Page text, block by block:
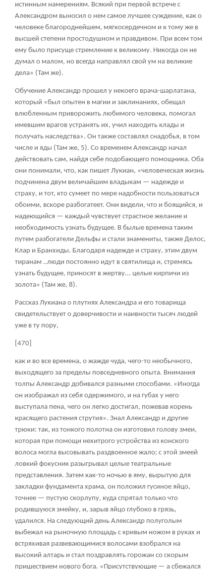
истинным намерениям. Всякий при первой встрече с
Александром выносил о нем самое лучшее суждение, как о
человеке благороднейшем, мягкосердечном и к тому же в
высшей степени простодушном и правдивом. При всем том
ему было присуще стремление к великому. Никогда он не
думал о малом, но всегда направлял свой ум на великие
дела» (Там же).
Обучение Александр прошел у некоего врача-шарлатана,
который «был опытен в магии и заклинаниях, обещал
влюбленным приворожить любимого человека, помогал
имевшим врагов устранять их, учил находить клады и
получать наследства». Он также составлял снадобья, в том
числе и яды (Там же, 5). Со временем Александр начал
действовать сам, найдя себе подобающего помощника. Оба
они понимали, что, как пишет Лукиан, «человеческая жизнь
подчинена двум величайшим владыкам — надежде и
страху, и тот, кто сумеет по мере надобности пользоваться
обоими, вскоре разбогатеет. Они видели, что и боящийся, и
надеющийся — каждый чувствует страстное желание и
необходимость узнать будущее. В былые времена таким
путем разбогатели Дельфы и стали знамениты, также Делос,
Клар и Бранхиды. Благодаря надежде и страху, этим двум
тиранам ..люди постоянно идут в святилища и, стремясь
узнать будущее, приносят в жертву... целые кирпичи из
золота» (Там же, 8).
Рассказ Лукиана о плутнях Александра и его товарища
свидетельствует о доверчивости и наивности тысяч людей
уже в ту пору,
[470]
как и во все времена, о жажде чуда, чего-то необычного,
выходящего за пределы повседневного опыта. Внимания
толпы Александр добивался разными способами. «Иногда
он изображал из себя одержимого, и на губах у него
выступала пена, чего он легко достигал, пожевав корень
красящего растения струтия». Знал Александр и другие
трюки: так, из тонкого полотна он изготовил голову змеи,
которая при помощи нехитрого устройства из конского
волоса могла высовывать раздвоенное жало; с этой змеей
ловкий фокусник разыгрывал целые театральные
представления. Затем как-то ночью в яму, вырытую для
закладки фундамента храма, он положил гусиное яйцо,
точнее — пустую скорлупу, куда спрятал только что
родившуюся змейку, и, зарыв яйцо глубоко в грязь,
удалился. На следующий день Александр полуголым
выбежал на рыночную площадь с кривым ножом в руках и
встряхивая развевающимися волосами взобрался на
высокий алтарь и стал поздравлять горожан со скорым
пришествием нового бога. «Присутствующие — а сбежался